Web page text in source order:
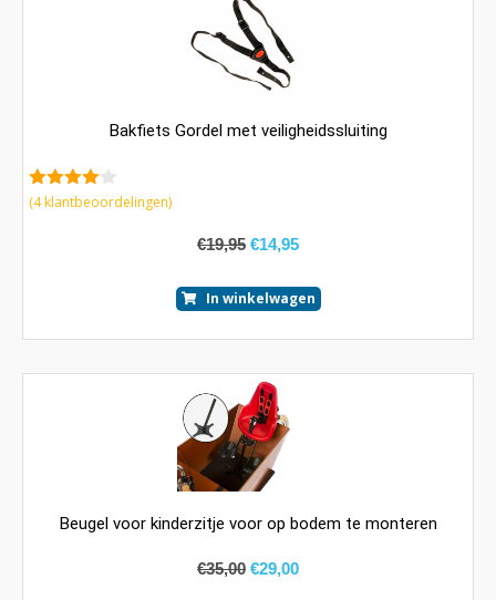
Bakfiets Gordel met veiligheidssluiting
4.25van
(4klantbeoordelingen)
€19,95 €14,95
In winkelwagen
Beugel voor kinderzitje voor op bodem te monteren
€35,00 €29,00